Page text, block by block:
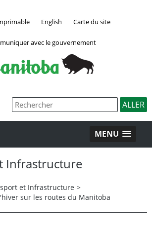
English Carte du site
avec le gouvernement
MENU
Infrastructure
et Infrastructure >
sur les routes du Manitoba